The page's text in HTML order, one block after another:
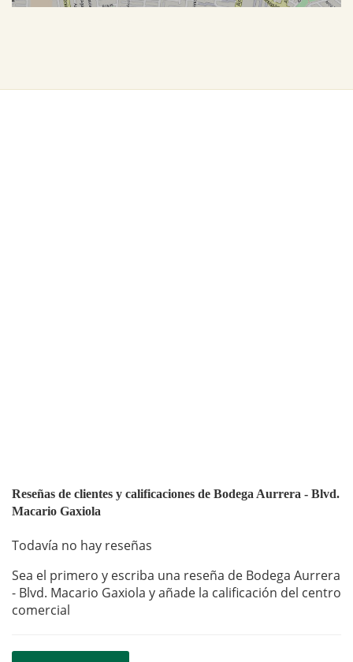
Reseñas de clientes y calificaciones de Bodega Aurrera - Blvd.
Macario Gaxiola
Todavía no hay reseñas
Sea el primero y escriba una reseña de Bodega Aurrera
- Blvd. Macario Gaxiola y añade la calificación del centro
comercial